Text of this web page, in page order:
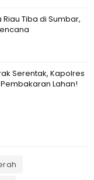
Tiba di Sumbar,
Serentak, Kapolres
Lahan!